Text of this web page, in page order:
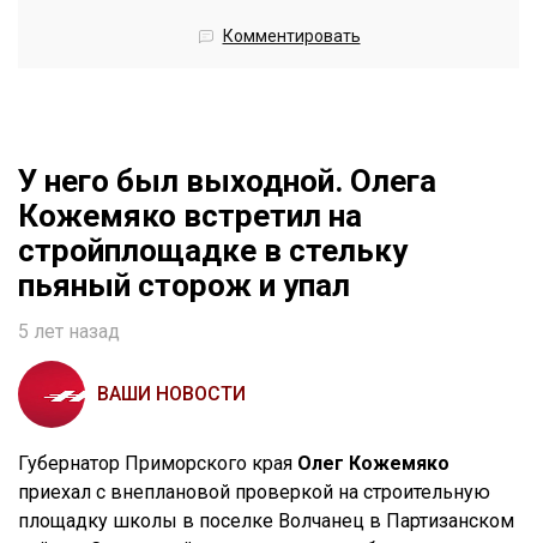
Комментировать
У него был выходной. Олега
Кожемяко встретил на
стройплощадке в стельку
пьяный сторож и упал
5 лет назад
ВАШИ НОВОСТИ
Губернатор Приморского края Олег Кожемяко
приехал с внеплановой проверкой на строительную
площадку школы в поселке Волчанец в Партизанском